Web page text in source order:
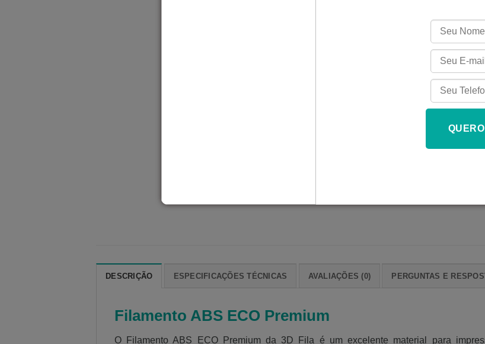
Consulte o frete e o prazo
DESCRIÇÃO ESPECIFICAÇÕES TÉCNICAS AVALIAÇÕES (0) PERGUNTAS E
Filamento ABS ECO Premium
O Filamento ABS ECO Premium da 3D Fila é um excelente material para